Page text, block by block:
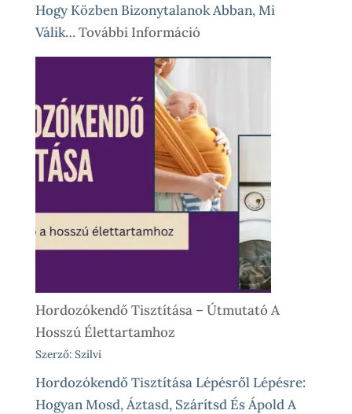
Hogy Közben Bizonytalanok Abban, Mi
Válik…További Információ:
Babahordozó
Avagy
Okos
Próba
Vásárlás
Előtt
És
Különleges
Élethelyzetekre
Hordozókendő Tisztítása – Útmutató A
Hosszú Élettartamhoz
Szerző: Szilvi
Hordozókendő Tisztítása Lépésről Lépésre:
Hogyan Mosd, Áztasd, Szárítsd És Ápold A